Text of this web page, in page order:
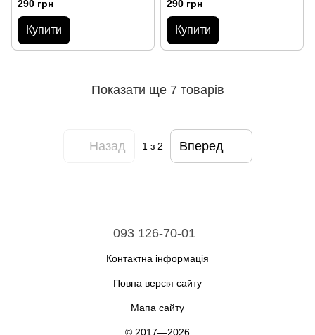
290 грн
Купити
290 грн
Купити
Показати ще 7 товарів
Назад 1 з 2 Вперед
093 126-70-01
Контактна інформація
Повна версія сайту
Мапа сайту
© 2017—2026